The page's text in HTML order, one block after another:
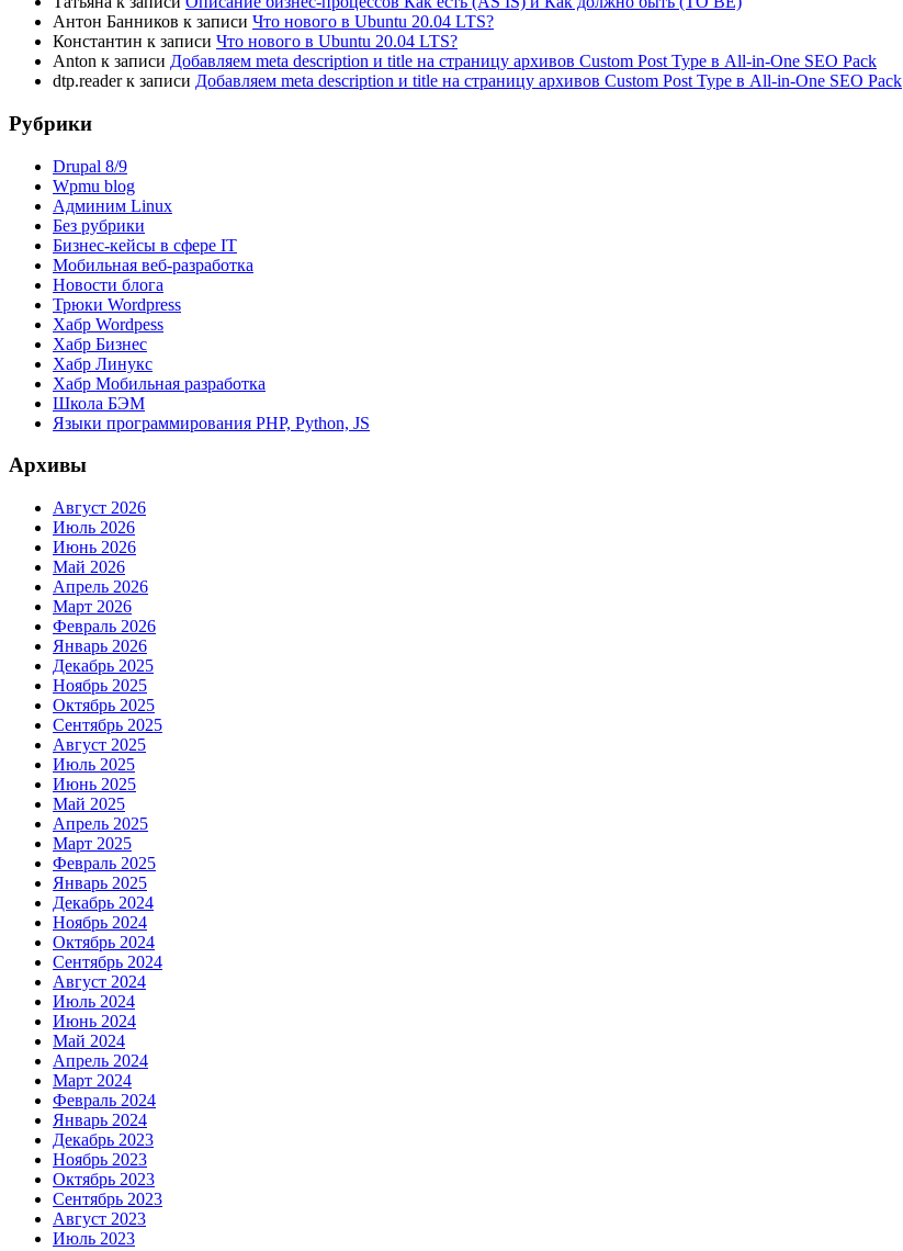
Антон Банников к записи Что нового в Ubuntu 20.04 LTS?
Константин к записи Что нового в Ubuntu 20.04 LTS?
Anton к записи Добавляем meta description и title на страницу архивов Custom Post Type в All-in-One SEO Pack
dtp.readerк записи Добавляем meta description и title на страницу архивов Custom Post Type в All-in-One SEO Pack
Рубрики
Drupal 8/9
Wpmu blog
Админим Linux
Без рубрики
Бизнес-кейсы в сфере IT
Мобильная веб-разработка
Новости блога
Трюки Wordpress
Хабр Wordpess
Хабр Бизнес
Хабр Линукс
Хабр Мобильная разработка
Школа БЭМ
Языки программирования PHP, Python, JS
Архивы
Август 2026
Июль 2026
Июнь 2026
Май 2026
Апрель 2026
Март 2026
Февраль 2026
Январь 2026
Декабрь 2025
Ноябрь 2025
Октябрь 2025
Сентябрь 2025
Август 2025
Июль 2025
Июнь 2025
Май 2025
Апрель 2025
Март 2025
Февраль 2025
Январь 2025
Декабрь 2024
Ноябрь 2024
Октябрь 2024
Сентябрь 2024
Август 2024
Июль 2024
Июнь 2024
Май 2024
Апрель 2024
Март 2024
Февраль 2024
Январь 2024
Декабрь 2023
Ноябрь 2023
Октябрь 2023
Сентябрь 2023
Август 2023
Июль 2023